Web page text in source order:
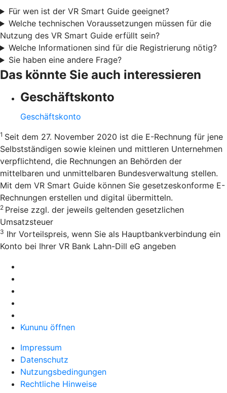
Für wen ist der VR Smart Guide geeignet?
Welche technischen Voraussetzungen müssen für die
Nutzung des VR Smart Guide erfüllt sein?
Welche Informationen sind für die Registrierung nötig?
Sie haben eine andere Frage?
Das könnte Sie auch interessieren
Geschäftskonto
Geschäftskonto
1 Seit dem 27. November 2020 ist die E-Rechnung für jene
Selbstständigen sowie kleinen und mittleren Unternehmen
verpflichtend, die Rechnungen an Behörden der
mittelbaren und unmittelbaren Bundesverwaltung stellen.
Mit dem VR Smart Guide können Sie gesetzeskonforme E-
Rechnungen erstellen und digital übermitteln.
2 Preise zzgl. der jeweils geltenden gesetzlichen
Umsatzsteuer
3 Ihr Vorteilspreis, wenn Sie als Hauptbankverbindung ein
Konto bei Ihrer VR Bank Lahn-Dill eG angeben
Kununu öffnen
Impressum
Datenschutz
Nutzungsbedingungen
Rechtliche Hinweise